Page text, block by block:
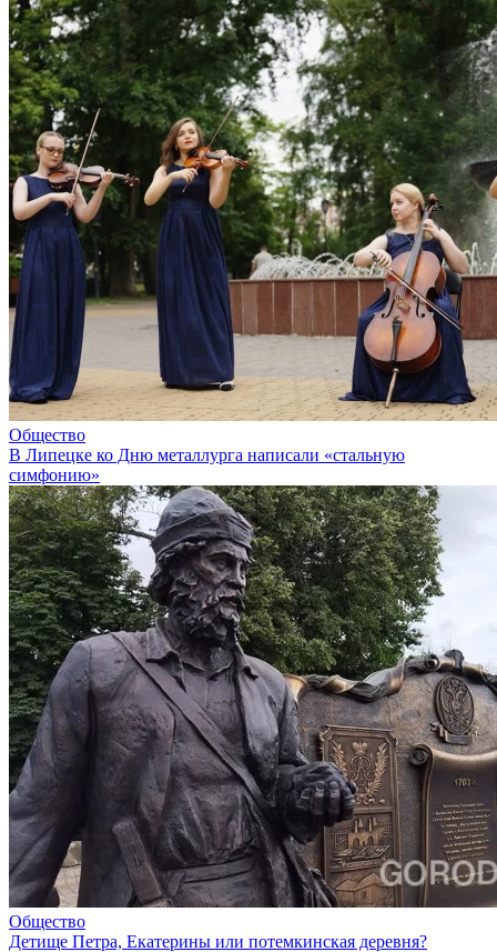
Общество
В Липецке ко Дню металлурга написали «стальную
симфонию»
Общество
Детище Петра, Екатерины или потемкинская деревня?